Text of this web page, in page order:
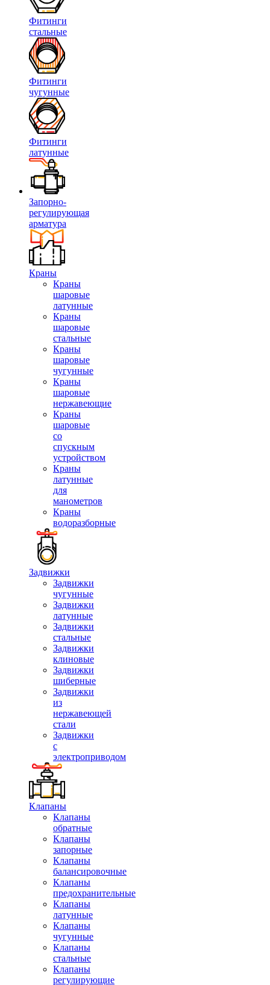
Фитинги
стальные
Фитинги
чугунные
Фитинги
латунные
Запорно-
регулирующая
арматура
Краны
Краны
шаровые
латунные
Краны
шаровые
стальные
Краны
шаровые
чугунные
Краны
шаровые
нержавеющие
Краны
шаровые
со
спускным
устройством
Краны
латунные
для
манометров
Краны
водоразборные
Задвижки
Задвижки
чугунные
Задвижки
латунные
Задвижки
стальные
Задвижки
клиновые
Задвижки
шиберные
Задвижки
из
нержавеющей
стали
Задвижки
с
электроприводом
Клапаны
Клапаны
обратные
Клапаны
запорные
Клапаны
балансировочные
Клапаны
предохранительные
Клапаны
латунные
Клапаны
чугунные
Клапаны
стальные
Клапаны
регулирующие